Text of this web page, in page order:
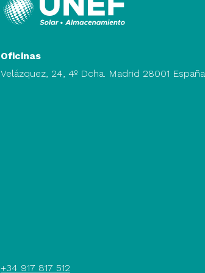
Oficinas
Velázquez, 24, 4º Dcha. Madrid 28001 España
+34 917 817 512